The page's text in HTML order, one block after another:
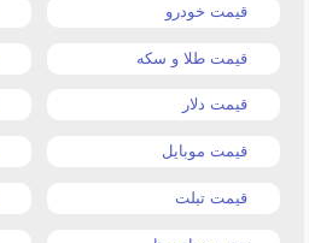
قیمت خودرو
قیمت طلا و سکه
قیمت دلار
قیمت موبایل
قیمت تبلت